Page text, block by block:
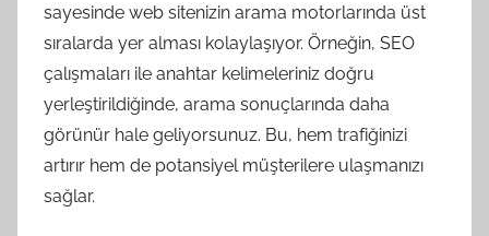
sayesinde web sitenizin arama motorlarında üst
sıralarda yer alması kolaylaşıyor. Örneğin, SEO
çalışmaları ile anahtar kelimeleriniz doğru
yerleştirildiğinde, arama sonuçlarında daha
görünür hale geliyorsunuz. Bu, hem trafiğinizi
artırır hem de potansiyel müşterilere ulaşmanızı
sağlar.